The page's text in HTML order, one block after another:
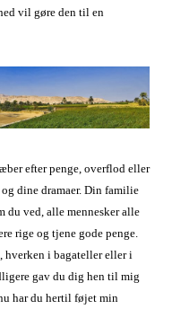
vil gøre den til en
efter penge, overflod eller
dine dramaer. Din familie
du ved, alle mennesker alle
rige og tjene gode penge.
hverken i bagateller eller i
gav du dig hen til mig
har du hertil føjet min